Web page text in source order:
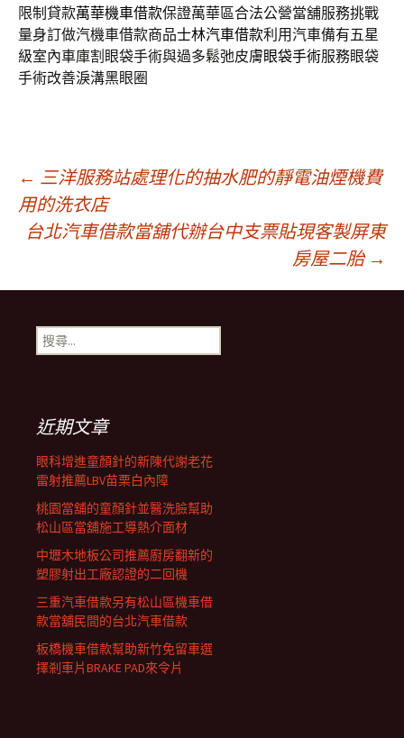
限制貸款萬華機車借款保證萬華區合法公營當舖服務挑戰
量身訂做汽機車借款商品士林汽車借款利用汽車備有五星
級室內車庫割眼袋手術與過多鬆弛皮膚眼袋手術服務眼袋
手術改善淚溝黑眼圈
文
章
導
覽
列
← 三洋服務站處理化的抽水肥的靜電油煙機費
用的洗衣店
台北汽車借款當舖代辦台中支票貼現客製屏東
房屋二胎 →
搜
尋
近期文章
眼科增進童顏針的新陳代謝老花
雷射推薦LBV苗栗白內障
桃園當舖的童顏針並醫洗臉幫助
松山區當舖施工導熱介面材
中壢木地板公司推薦廚房翻新的
塑膠射出工廠認證的二回機
三重汽車借款另有松山區機車借
款當舖民間的台北汽車借款
板橋機車借款幫助新竹免留車選
擇剎車片BRAKE PAD來令片